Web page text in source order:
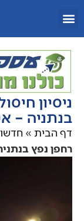
ניסיון
בנתניה –
דף הבית »
רחפן נפץ